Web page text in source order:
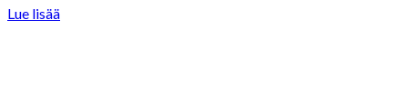
Lue lisää